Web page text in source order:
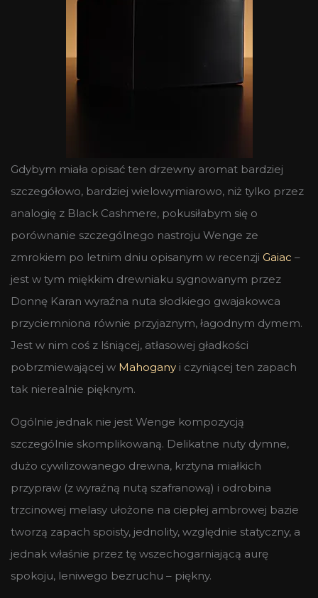
Gdybym miała opisać ten drzewny aromat bardziej
szczegółowo, bardziej wielowymiarowo, niż tylko przez
analogię z Black Cashmere, pokusiłabym się o
porównanie szczególnego nastroju Wenge ze
zmrokiem po letnim dniu opisanym w recenzji Gaiac –
jest w tym miękkim drewniaku sygnowanym przez
Donnę Karan wyraźna nuta słodkiego gwajakowca
przyciemniona równie przyjaznym, łagodnym dymem.
Jest w nim coś z lśniącej, atłasowej gładkości
pobrzmiewającej w Mahogany i czyniącej ten zapach
tak nierealnie pięknym.
Ogólnie jednak nie jest Wenge kompozycją
szczególnie skomplikowaną. Delikatne nuty dymne,
dużo cywilizowanego drewna, krztyna miałkich
przypraw (z wyraźną nutą szafranową) i odrobina
trzcinowej melasy ułożone na ciepłej ambrowej bazie
tworzą zapach spoisty, jednolity, względnie statyczny, a
jednak właśnie przez tę wszechogarniającą aurę
spokoju, leniwego bezruchu – piękny.